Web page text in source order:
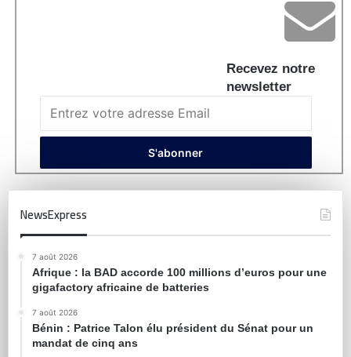
Recevez notre
newsletter
NewsExpress
7 août 2026
Afrique : la BAD accorde 100 millions d’euros pour une
gigafactory africaine de batteries
7 août 2026
Bénin : Patrice Talon élu président du Sénat pour un
mandat de cinq ans